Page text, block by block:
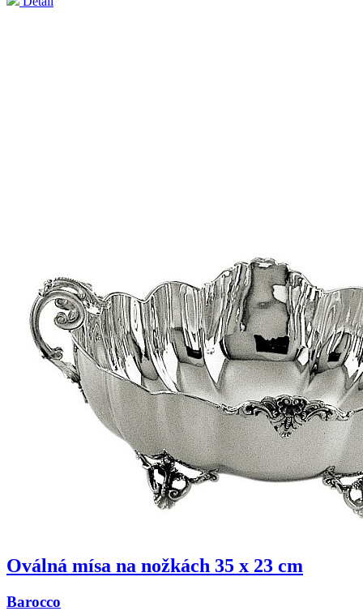
Oválná mísa na nožkách 35 x 23 cm
Barocco